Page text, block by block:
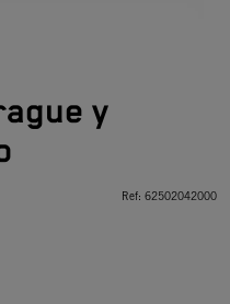
y
Ref: 62502042000